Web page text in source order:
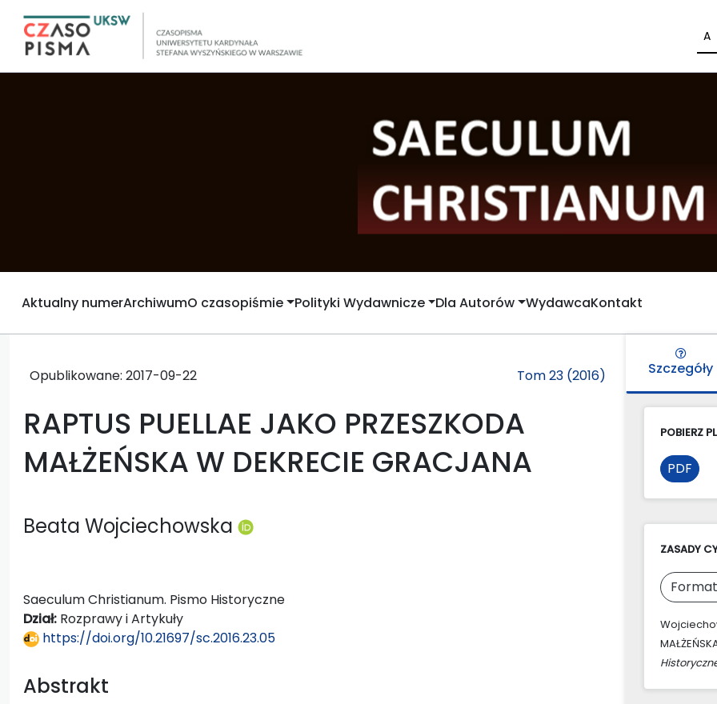
A
Aktualny numerArchiwumO czasopiśmie Polityki Wydawnicze Dla Autorów WydawcaKontakt
Opublikowane: 2017-09-22 Tom 23 (2016)
RAPTUS PUELLAE JAKO PRZESZKODA
MAŁŻEŃSKA W DEKRECIE GRACJANA
Beata Wojciechowska
Saeculum Christianum. Pismo Historyczne
Dział: Rozprawy i Artykuły
https://doi.org/10.21697/sc.2016.23.05
Abstrakt
Szczegóły
POBIERZ
PDF
ZASADY